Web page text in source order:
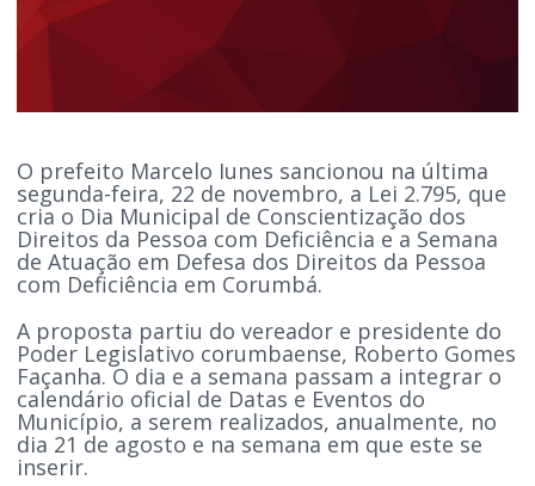
O prefeito Marcelo Iunes sancionou na última
segunda-feira, 22 de novembro, a Lei 2.795, que
cria o Dia Municipal de Conscientização dos
Direitos da Pessoa com Deficiência e a Semana
de Atuação em Defesa dos Direitos da Pessoa
com Deficiência em Corumbá.
A proposta partiu do vereador e presidente do
Poder Legislativo corumbaense, Roberto Gomes
Façanha. O dia e a semana passam a integrar o
calendário oficial de Datas e Eventos do
Município, a serem realizados, anualmente, no
dia 21 de agosto e na semana em que este se
inserir.